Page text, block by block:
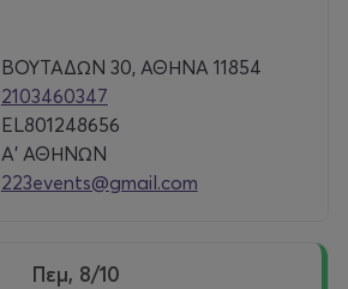
ΒΟΥΤΑΔΩΝ 30, ΑΘΗΝΑ 11854
2103460347
EL801248656
Α' ΑΘΗΝΩΝ
223events@gmail.com
Πεμ, 8/10